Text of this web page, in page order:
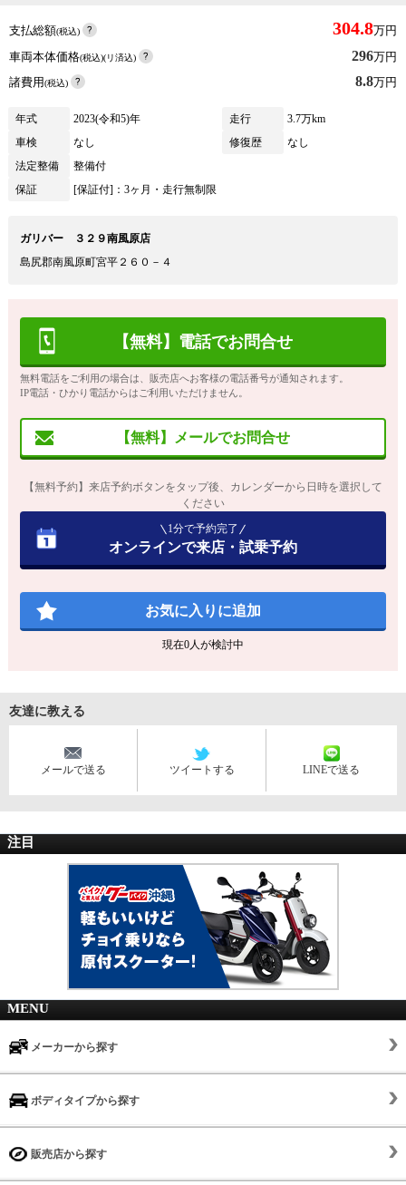
支払総額(税込) 304.8万円
車両本体価格(税込)(リ済込) 296万円
諸費用(税込) 8.8万円
年式 2023(令和5)年 走行
3.7万km
車検
なし 修復歴
なし
法定整備
整備付
保証
[保証付]：3ヶ月・走行無制限
ガリバー ３２９南風原店
島尻郡南風原町宮平２６０－４
【無料】電話でお問合せ
無料電話をご利用の場合は、販売店へお客様の電話番号が通知されます。
IP電話・ひかり電話からはご利用いただけません。
【無料】メールでお問合せ
【無料予約】来店予約ボタンをタップ後、カレンダーから日時を選択して
ください
1分で予約完了
オンラインで来店・試乗予約
お気に入りに追加
現在0人が検討中
友達に教える
メールで送る ツイートする LINEで送る
注目
MENU
メーカーから探す
ボディタイプから探す
販売店から探す